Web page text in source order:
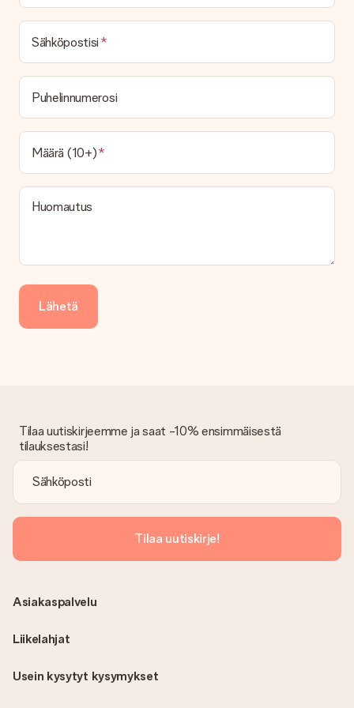
Sähköpostisi
Puhelinnumerosi
Määrä (10+)
Huomautus
Lähetä
Tilaa uutiskirjeemme ja saat -10% ensimmäisestä
tilauksestasi!
Tilaa uutiskirje!
Usein kysytyt kysymykset
Asiakaspalvelu
Liikelahjat